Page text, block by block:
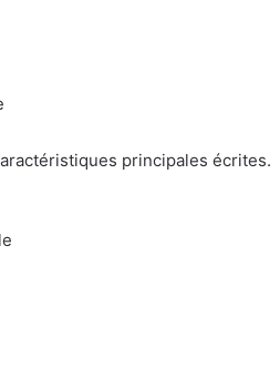
principales écrites.